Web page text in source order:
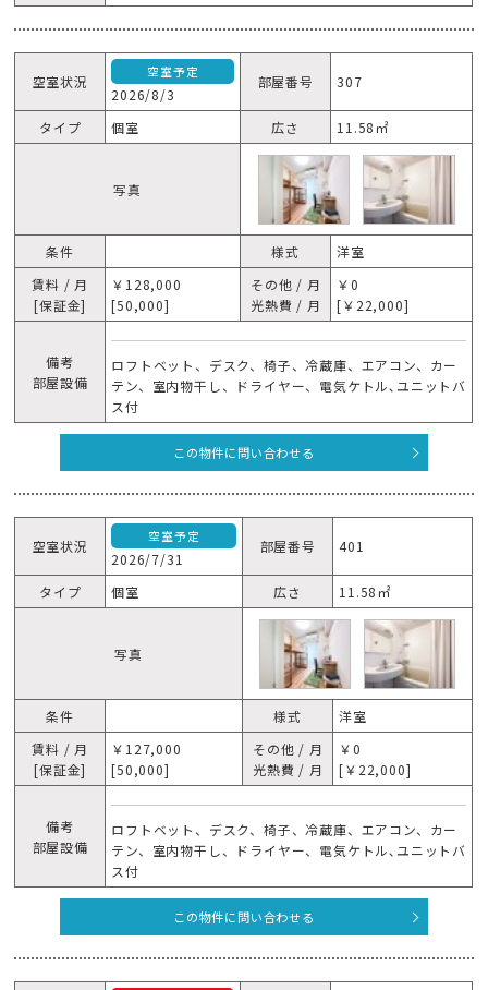
空室状況
空室予定
2026/8/3
部屋番号 307
タイプ 個室 広さ 11.58㎡
写真
条件 様式
洋室
賃料 / 月
[保証金]
￥128,000
[50,000]
その他 / 月
光熱費 / 月
￥0
[￥22,000]
備考
部屋設備
ロフトベット、デスク、椅子、冷蔵庫、エアコン、カー
テン、室内物干し、ドライヤー、電気ケトル､ユニットバ
ス付
この物件に問い合わせる
空室状況
空室予定
2026/7/31
部屋番号 401
タイプ 個室 広さ 11.58㎡
写真
条件 様式
洋室
賃料 / 月
[保証金]
￥127,000
[50,000]
その他 / 月
光熱費 / 月
￥0
[￥22,000]
備考
部屋設備
ロフトベット、デスク、椅子、冷蔵庫、エアコン、カー
テン、室内物干し、ドライヤー、電気ケトル､ユニットバ
ス付
この物件に問い合わせる